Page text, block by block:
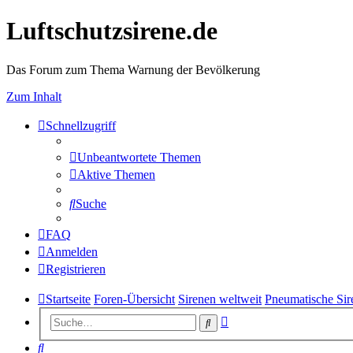
Luftschutzsirene.de
Das Forum zum Thema Warnung der Bevölkerung
Zum Inhalt
Schnellzugriff
Unbeantwortete Themen
Aktive Themen
Suche
FAQ
Anmelden
Registrieren
Startseite Foren-Übersicht Sirenen weltweit Pneumatische
Suche
Suche